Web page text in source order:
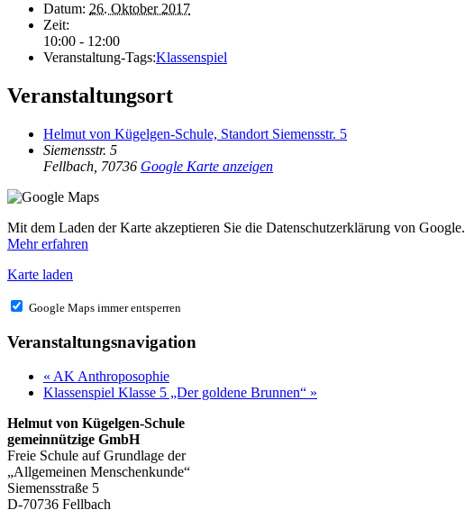
Datum: 26. Oktober 2017
Zeit:
10:00 - 12:00
Veranstaltung-Tags:Klassenspiel
Veranstaltungsort
Helmut von Kügelgen-Schule, Standort Siemensstr. 5
Siemensstr. 5
Fellbach 70736 Google Karte anzeigen
Mit dem Laden der Karte akzeptieren Sie die Datenschutzerklärung von Google.
Mehr erfahren
Karte laden
Google Maps immer entsperren
Veranstaltungsnavigation
« AK Anthroposophie
Klassenspiel Klasse 5 „Der goldene Brunnen“ »
Helmut von Kügelgen-Schule
gemeinnützige GmbH
Freie Schule auf Grundlage der
„Allgemeinen Menschenkunde“
Siemensstraße 5
D-70736 Fellbach